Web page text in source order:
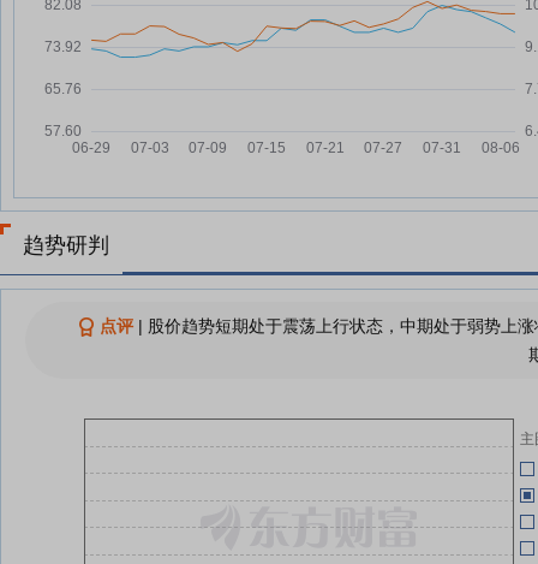
中通客车：融资净买入147.98万
元，融资余额2.24亿元
07-23
山东重工全球合作伙伴大会暨绿色
07-22
中通客车：融资净买入304.3万
07-22
中通客车：融资净偿还329.12万
元，融资余额2.21亿元
07-21
山东重工半年报透视：营收3319
趋势研判
点评| 股价趋势短期处于震荡上行状态，中期处于弱势上
主